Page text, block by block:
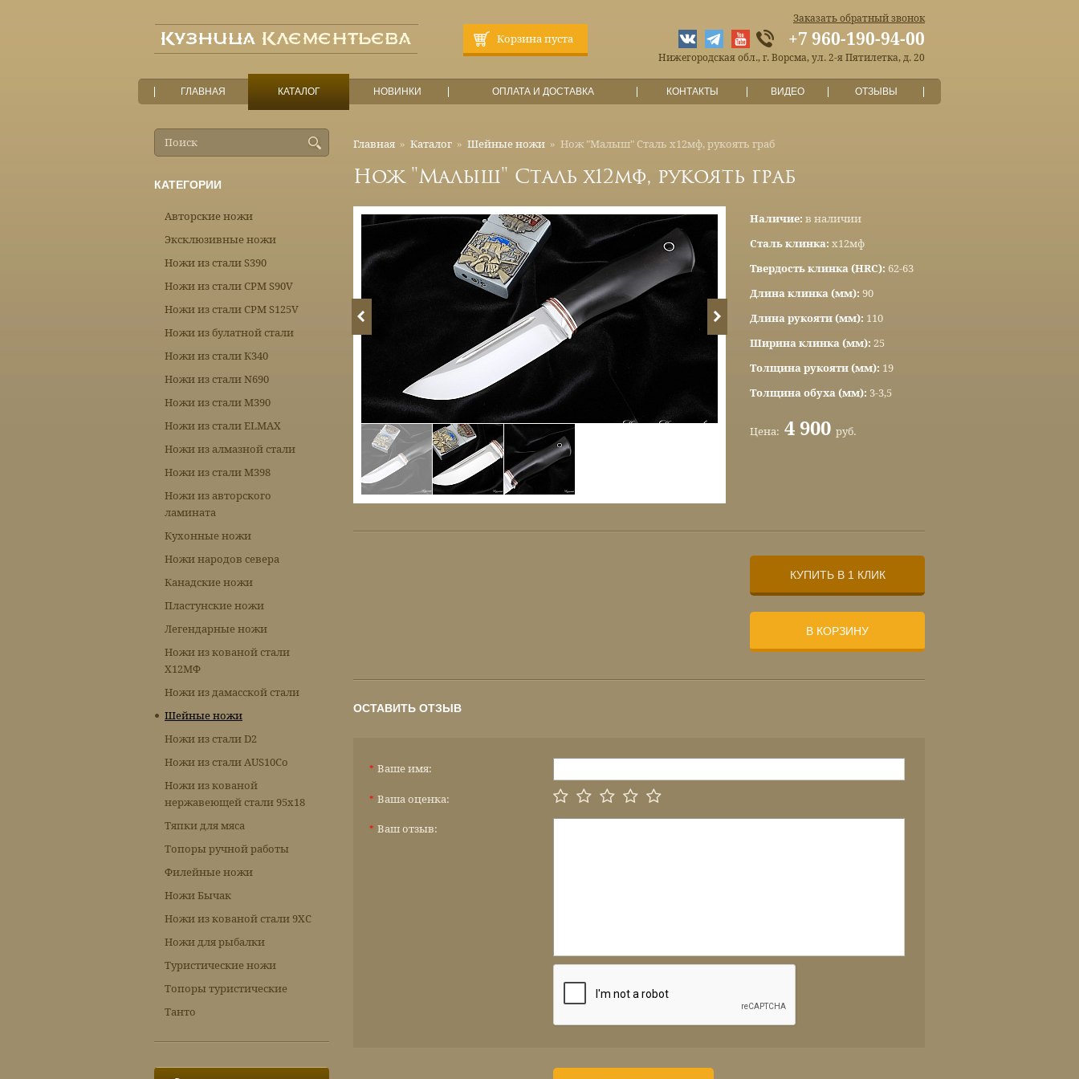
Корзина пуста
Заказать обратный звонок
+7 960-190-94-00
Нижегородская обл., г. Ворсма, ул. 2-я Пятилетка, д. 20
ГЛАВНАЯ КАТАЛОГ НОВИНКИ ОПЛАТА И ДОСТАВКА КОНТАКТЫ ВИДЕО ОТЗЫВЫ
Главная » Каталог » Шейные ножи » Нож "Малыш" Сталь х12мф, рукоять граб
Нож "Малыш" Сталь х12мф, рукоять граб
Наличие: в наличии
Сталь клинка: х12мф
Твердость клинка (HRC): 62-63
Длина клинка (мм): 90
Длина рукояти (мм): 110
Ширина клинка (мм): 25
Толщина рукояти (мм): 19
Толщина обуха (мм): 3-3,5
Цена: 4 900 руб.
КУПИТЬ В 1 КЛИК
В КОРЗИНУ
ОСТАВИТЬ ОТЗЫВ
Ваше имя:
*
Ваша оценка:
*
Ваш отзыв:
*
КАТЕГОРИИ
Авторские ножи
Эксклюзивные ножи
Ножи из стали S390
Ножи из стали CPM S90V
Ножи из стали CPM S125V
Ножи из булатной стали
Ножи из стали К340
Ножи из стали N690
Ножи из стали М390
Ножи из стали ELMAX
Ножи из алмазной стали
Ножи из стали М398
Ножи из авторского
ламината
Кухонные ножи
Ножи народов севера
Канадские ножи
Пластунские ножи
Легендарные ножи
Ножи из кованой стали
Х12МФ
Ножи из дамасской стали
Шейные ножи
Ножи из стали D2
Ножи из стали AUS10Co
Ножи из кованой
нержавеющей стали 95х18
Тяпки для мяса
Топоры ручной работы
Филейные ножи
Ножи Бычак
Ножи из кованой стали 9ХС
Ножи для рыбалки
Туристические ножи
Топоры туристические
Танто